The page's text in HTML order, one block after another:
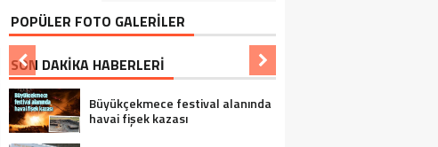
POPÜLER FOTO GALERİLER
SON DAKİKA HABERLERİ
Büyükçekmece festival alanında
havai fişek kazası